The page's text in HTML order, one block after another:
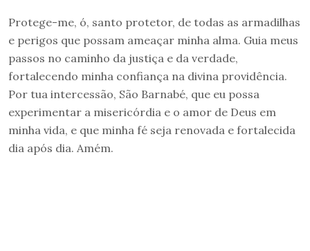
Protege-me, ó, santo protetor, de todas as armadilhas
e perigos que possam ameaçar minha alma. Guia meus
passos no caminho da justiça e da verdade,
fortalecendo minha confiança na divina providência.
Por tua intercessão, São Barnabé, que eu possa
experimentar a misericórdia e o amor de Deus em
minha vida, e que minha fé seja renovada e fortalecida
dia após dia. Amém.